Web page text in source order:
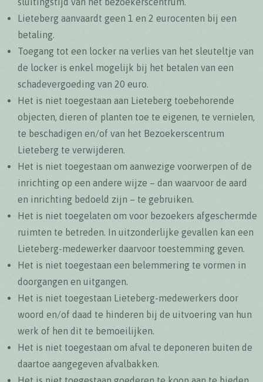
Lieteberg aanvaardt geen 1 en 2 eurocenten bij een
betaling.
Toegang tot een locker na verlies van het sleuteltje van
de locker is enkel mogelijk bij het betalen van een
schadevergoeding van 20 euro.
Het is niet toegestaan aan Lieteberg toebehorende
objecten, dieren of planten toe te eigenen, te vernielen,
te beschadigen en/of van het Bezoekerscentrum
Lieteberg te verwijderen.
Het is niet toegestaan om aanwezige voorwerpen of de
inrichting op een andere wijze – dan waarvoor de aard
en inrichting bedoeld zijn – te gebruiken.
Het is niet toegelaten om voor bezoekers afgeschermde
ruimten te betreden. In uitzonderlijke gevallen kan een
Lieteberg-medewerker daarvoor toestemming geven.
Het is niet toegestaan een belemmering te vormen in
doorgangen en uitgangen.
Het is niet toegestaan Lieteberg-medewerkers door
woord en/of daad te hinderen bij de uitvoering van hun
werk of hen dit te bemoeilijken.
Het is niet toegestaan om afval te deponeren buiten de
daartoe aangegeven afvalbakken.